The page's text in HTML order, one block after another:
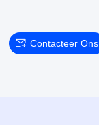
Contacteer Ons